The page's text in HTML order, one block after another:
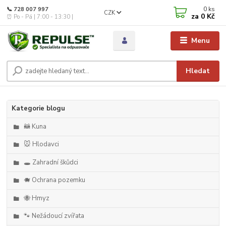
Menu
CZK
Hledat
📞 728 007 997
⏰ Po - Pá | 7:00 - 13:30 |
0 ks
za 0 Kč
Kategorie blogu
🦝 Kuna
🐭 Hlodavci
🕳️ Zahradní škůdci
🐗 Ochrana pozemku
🐝 Hmyz
🐾 Nežádoucí zvířata